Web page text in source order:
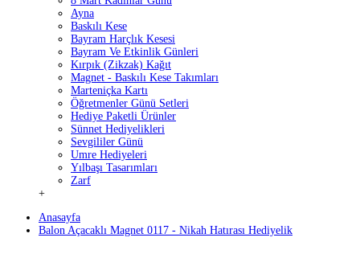
Ayna
Baskılı Kese
Bayram Harçlık Kesesi
Bayram Ve Etkinlik Günleri
Kırpık (Zikzak) Kağıt
Magnet - Baskılı Kese Takımları
Marteniçka Kartı
Öğretmenler Günü Setleri
Hediye Paketli Ürünler
Sünnet Hediyelikleri
Sevgililer Günü
Umre Hediyeleri
Yılbaşı Tasarımları
Zarf
+
Anasayfa
Balon Açacaklı Magnet 0117 - Nikah Hatırası Hediyelik